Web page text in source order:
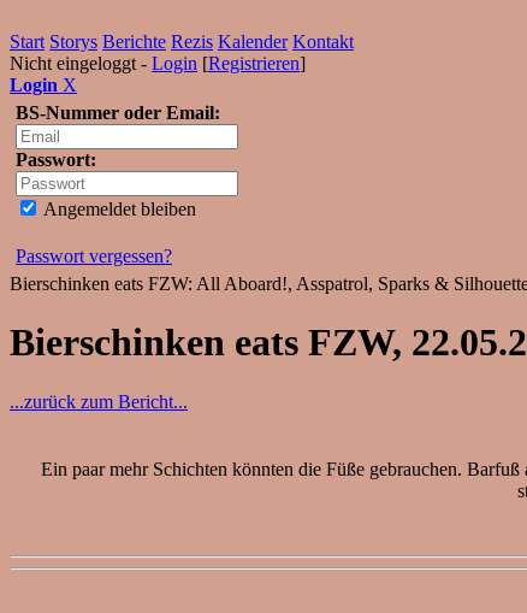
Start Storys Berichte Rezis Kalender Kontakt
Nicht eingeloggt - Login [Registrieren]
Login X
BS-Nummer oder Email:
Passwort:
Angemeldet bleiben
Passwort vergessen?
Bierschinken eats FZW: All Aboard!, Asspatrol, Sparks &
Bierschinken eats FZW,
...zurück zum Bericht...
Ein paar mehr Schichten könnten die Füße gebrauchen.